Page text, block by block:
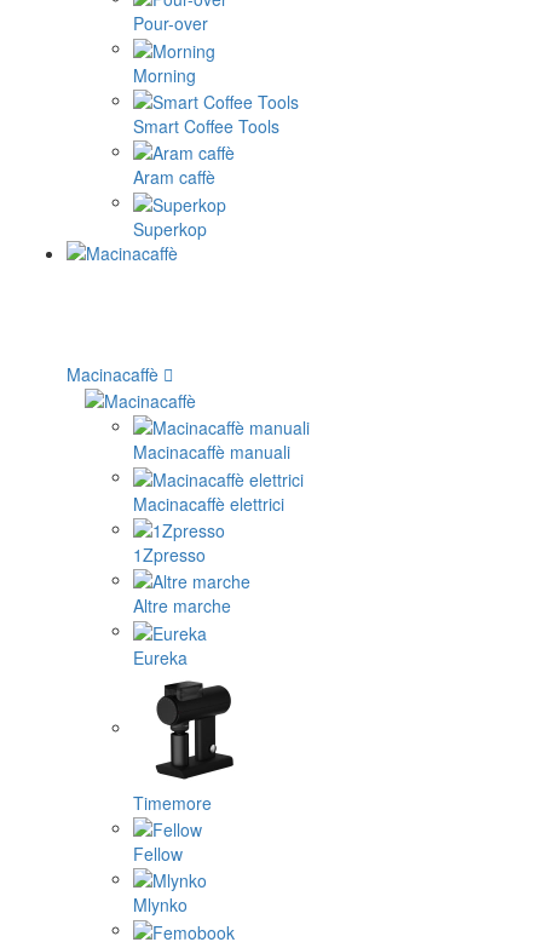
Pour-over
Morning
Smart Coffee Tools
Aram caffè
Superkop
Macinacaffè
Macinacaffè manuali
Macinacaffè elettrici
1Zpresso
Altre marche
Eureka
Timemore
Fellow
Mlynko